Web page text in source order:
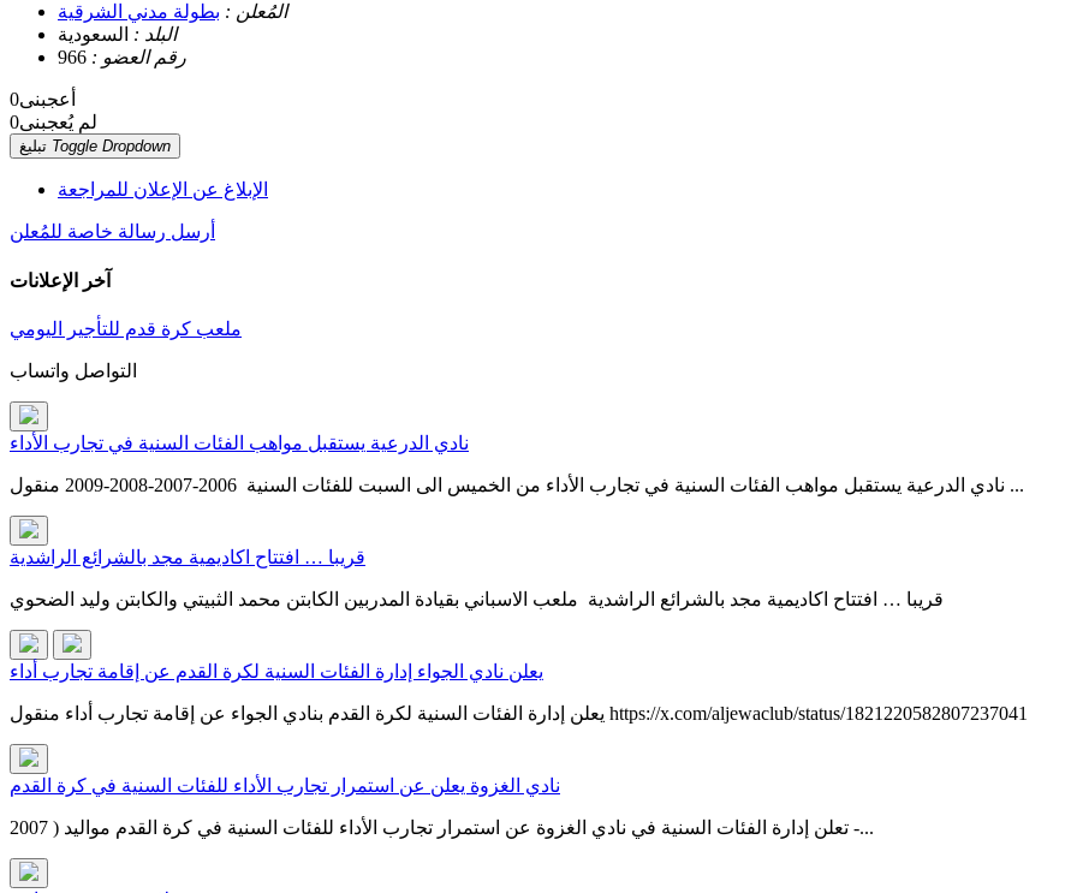
المُعلن : بطولة مدني الشرقية
البلد : السعودية
رقم العضو : 966
أعجبنى0
لم يُعجبنى0
Toggle Dropdown
الإبلاغ عن الإعلان للمراجعة
أرسل رسالة خاصة للمُعلن
آخر الإعلانات
ملعب كرة قدم للتأجير اليومي
نادي الدرعية يستقبل مواهب الفئات السنية في تجارب الأداء
نادي الدرعية يستقبل مواهب الفئات السنية في تجارب الأداء من الخميس الى السبت للفئات السنية 2006-2007-2008-2009 منقول ...
قريبا … افتتاح اكاديمية مجد بالشرائع الراشدية
يعلن نادي الجواء إدارة الفئات السنية لكرة القدم عن إقامة تجارب أداء
يعلن إدارة الفئات السنية لكرة القدم بنادي الجواء عن إقامة تجارب أداء منقول https://x.com/aljewaclub/status/1821220582807237041
نادي الغزوة يعلن عن استمرار تجارب الأداء للفئات السنية في كرة القدم
تعلن إدارة الفئات السنية في نادي الغزوة عن استمرار تجارب الأداء للفئات السنية في كرة القدم مواليد ( 2007 -...